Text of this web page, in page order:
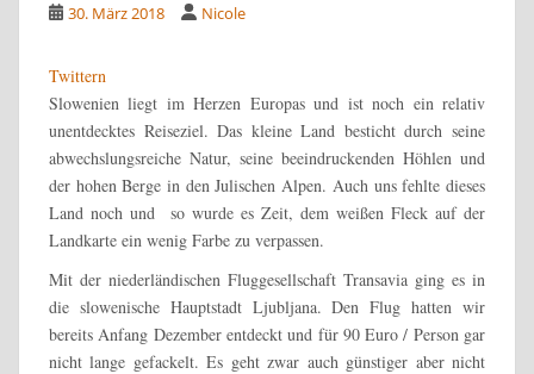
30. März 2018 Nicole
Twittern
Slowenien liegt im Herzen Europas und ist noch ein relativ
unentdecktes Reiseziel. Das kleine Land besticht durch seine
abwechslungsreiche Natur, seine beeindruckenden Höhlen und
der hohen Berge in den Julischen Alpen. Auch uns fehlte dieses
Land noch und so wurde es Zeit, dem weißen Fleck auf der
Landkarte ein wenig Farbe zu verpassen.
Mit der niederländischen Fluggesellschaft Transavia ging es in
die slowenische Hauptstadt Ljubljana. Den Flug hatten wir
bereits Anfang Dezember entdeckt und für 90 Euro / Person gar
nicht lange gefackelt. Es geht zwar auch günstiger aber nicht